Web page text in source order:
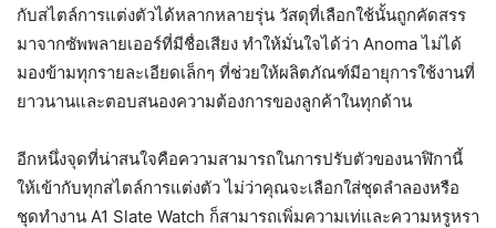
กับสไตล์การแต่งตัวได้หลากหลายรุ่น วัสดุที่เลือกใช้นั้นถูกคัดสรร
มาจากซัพพลายเออร์ที่มีชื่อเสียง ทำให้มั่นใจได้ว่า Anoma ไม่ได้
มองข้ามทุกรายละเอียดเล็กๆ ที่ช่วยให้ผลิตภัณฑ์มีอายุการใช้งานที่
ยาวนานและตอบสนองความต้องการของลูกค้าในทุกด้าน
อีกหนึ่งจุดที่น่าสนใจคือความสามารถในการปรับตัวของนาฬิกานี้
ให้เข้ากับทุกสไตล์การแต่งตัว ไม่ว่าคุณจะเลือกใส่ชุดลำลองหรือ
ชุดทำงาน A1 Slate Watch ก็สามารถเพิ่มความเท่และความหรูหรา